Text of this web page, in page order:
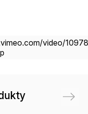
video/
Next